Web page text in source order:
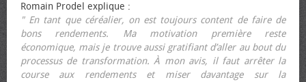
Romain Prodel explique :
" En tant que céréalier, on est toujours content de faire de
bons rendements. Ma motivation première reste
économique, mais je trouve aussi gratifiant d’aller au bout du
processus de transformation. À mon avis, il faut arrêter la
course aux rendements et miser davantage sur la